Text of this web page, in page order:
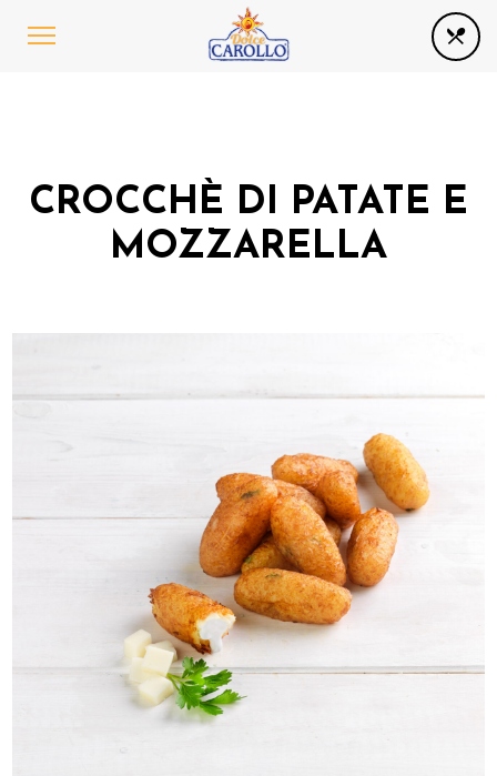
CROCCHÈ DI PATATE E
MOZZARELLA